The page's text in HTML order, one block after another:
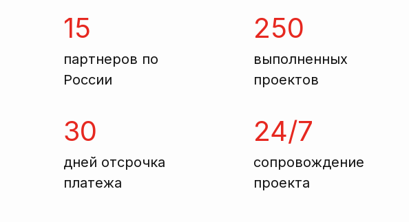
15
партнеров по
России
250
выполненных
проектов
30
дней отсрочка
платежа
24/7
сопровождение
проекта